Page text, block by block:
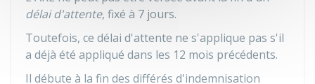
délai d'attente, fixé à 7 jours.
Toutefois, ce délai d'attente ne s'applique pas s'il
a déjà été appliqué dans les 12 mois précédents.
Il débute à la fin des différés d'indemnisation